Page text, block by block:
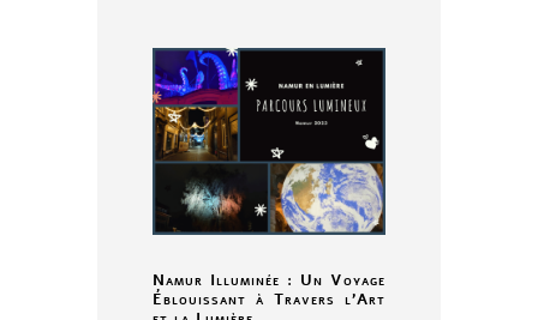
Namur Illuminée : Un Voyage
Éblouissant à Travers l’Art